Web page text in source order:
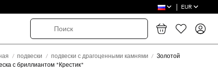
EUR
подвески подвески с драгоценными камнями
Золотой
с бриллиантом "Крестик"